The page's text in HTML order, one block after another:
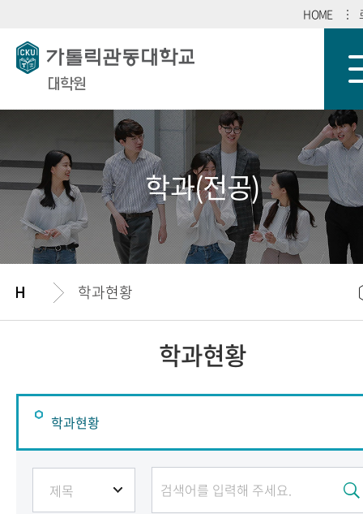
HOME
대학원
학과(전공)
학과현황
학과현황
학과현황
학과현황